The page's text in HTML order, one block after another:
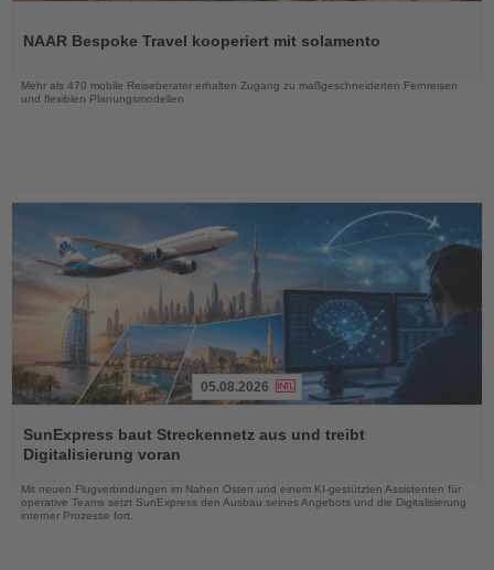
dieNAAR Bespoke Travel kooperiert mit solamento
Mehr als 470 mobile Reiseberater erhalten Zugang zu maßgeschneiderten Fernreisen
und flexiblen Planungsmodellen
Sie
die
Nachrichten
05.08.2026
SunExpress baut Streckennetz aus und treibt
Digitalisierung voran
Mit neuen Flugverbindungen im Nahen Osten und einem KI-gestützten Assistenten für
operative Teams setzt SunExpress den Ausbau seines Angebots und die Digitalisierung
interner Prozesse fort.